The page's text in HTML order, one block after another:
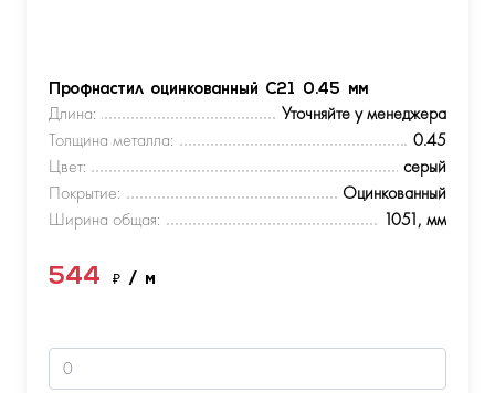
Профнастил оцинкованный С21 0.45 мм
Длина:
Уточняйте у менеджера
Толщина металла:
0.45
Цвет:
серый
Покрытие:
Оцинкованный
Ширина общая:
1051, мм
544 ₽ / м